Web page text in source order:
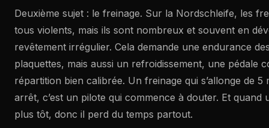
Deuxième sujet : le freinage. Sur la Nordschleife, les
tous violents, mais ils sont nombreux et souvent en
revêtement irrégulier. Cela demande une endurance
plaquettes, mais aussi un refroidissement, une pédale
répartition bien calibrée. Un freinage qui s’allonge de 5
arrêt, c’est un pilote qui commence à douter. Et quand
plus tôt, donc il perd du temps partout.